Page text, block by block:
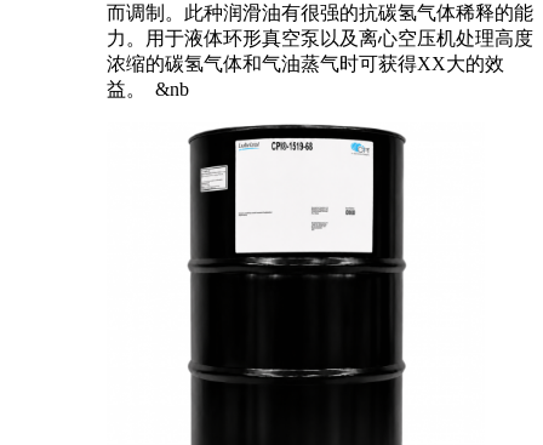
而调制。此种润滑油有很强的抗碳氢气体稀释的能
力。用于液体环形真空泵以及离心空压机处理高度
浓缩的碳氢气体和气油蒸气时可获得XX大的效
益。 &nb